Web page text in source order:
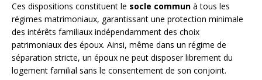
Ces dispositions constituent le socle commun à tous les
régimes matrimoniaux, garantissant une protection minimale
des intérêts familiaux indépendamment des choix
patrimoniaux des époux. Ainsi, même dans un régime de
séparation stricte, un époux ne peut disposer librement du
logement familial sans le consentement de son conjoint.